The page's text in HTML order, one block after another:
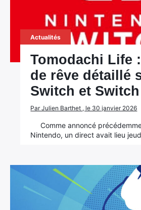
Actualités
Tomodachi Life
de rêve détaillé
Switch et
Par Julien Barthet , le 30 janvier 2026
Comme annoncé
Nintendo, un direct avait lieu